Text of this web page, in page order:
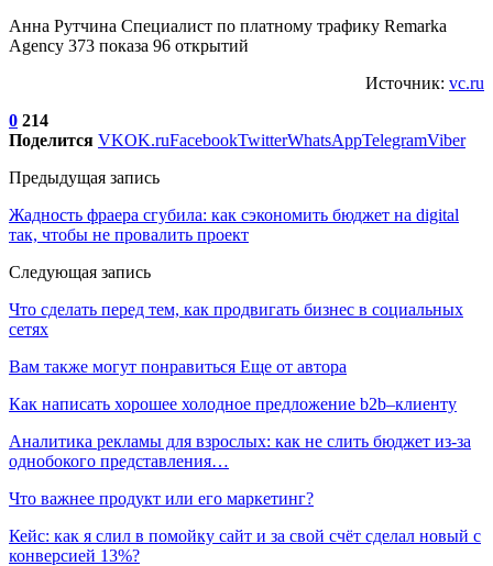
Анна Рутчина Специалист по платному трафику Remarka
Agency 373 показа 96 открытий
Источник: vc.ru
0 214
Поделится VKOK.ruFacebookTwitterWhatsAppTelegramViber
Предыдущая запись
Жадность фраера сгубила: как сэкономить бюджет на digital
так, чтобы не провалить проект
Следующая запись
Что сделать перед тем, как продвигать бизнес в социальных
сетях
Вам также могут понравиться Еще от автора
Как написать хорошее холодное предложение b2b–клиенту
Аналитика рекламы для взрослых: как не слить бюджет из-за
однобокого представления…
Что важнее продукт или его маркетинг?
Кейс: как я слил в помойку сайт и за свой счёт сделал новый с
конверсией 13%?